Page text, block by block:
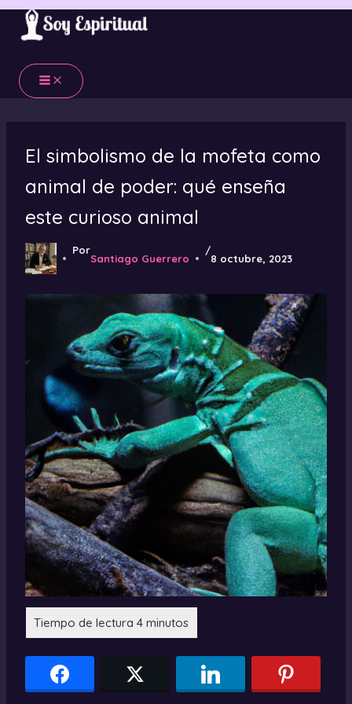
Ir
contenido
El simbolismo de la mofeta como
animal de poder: qué enseña
este curioso animal
Por
Santiago Guerrero
/
8 octubre, 2023